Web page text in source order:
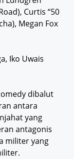
Curtis “50
Megan Fox
Iko Uwais
dibalut
antara
yang
antagonis
militer yang